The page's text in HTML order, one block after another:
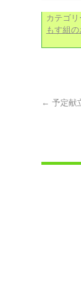
カテゴリ
もす組
← 予定献